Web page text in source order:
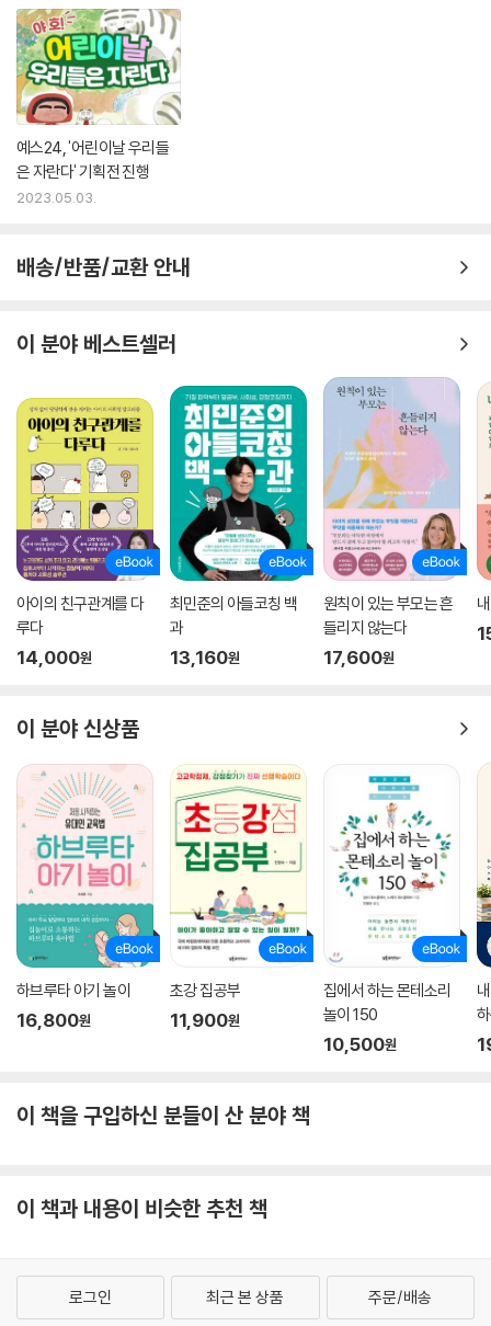
예스24, '어린이날 우리들
은 자란다' 기획전 진행
2023.05.03.
배송/반품/교환 안내
이 분야 베스트셀러
아이의 친구관계를 다
루다
14,000원
최민준의 아들코칭 백
과
13,160원
원칙이 있는 부모는 흔
들리지 않는다
17,600원
이 분야 신상품
하브루타 아기 놀이
16,800원
초강 집공부
11,900원
집에서 하는 몬테소리
놀이 150
10,500원
이 책을 구입하신 분들이 산 분야 책
이 책과 내용이 비슷한 추천 책
로그인 최근 본 상품 주문/배송